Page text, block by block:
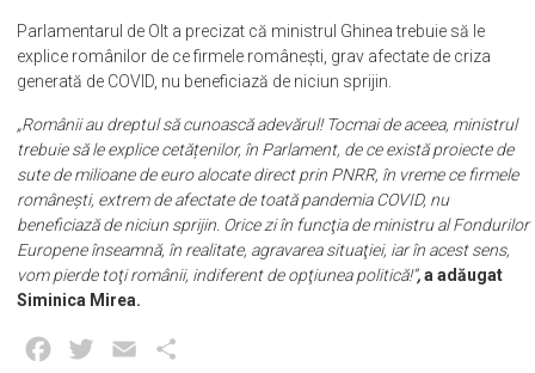
Parlamentarul de Olt a precizat că ministrul Ghinea trebuie să le
explice românilor de ce firmele românești, grav afectate de criza
generată de COVID, nu beneficiază de niciun sprijin.
„Românii au dreptul să cunoască adevărul! Tocmai de aceea, ministrul
trebuie să le explice cetățenilor, în Parlament, de ce există proiecte de
sute de milioane de euro alocate direct prin PNRR, în vreme ce firmele
româneşti, extrem de afectate de toată pandemia COVID, nu
beneficiază de niciun sprijin. Orice zi în funcţia de ministru al Fondurilor
Europene înseamnă, în realitate, agravarea situaţiei, iar în acest sens,
vom pierde toţi românii, indiferent de opţiunea politică!”,a adăugat
Siminica Mirea.
Facebook
Twitter Email